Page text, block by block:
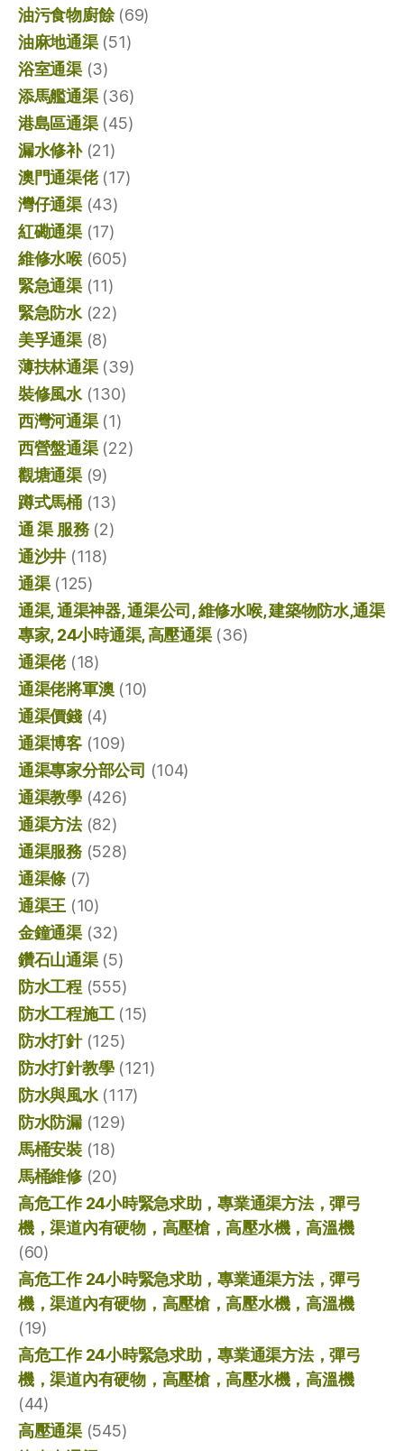
油污食物廚餘(69)
油麻地通渠(51)
浴室通渠(3)
添馬艦通渠(36)
港島區通渠(45)
漏水修补(21)
澳門通渠佬(17)
灣仔通渠(43)
紅磡通渠(17)
維修水喉(605)
緊急通渠(11)
緊急防水(22)
美孚通渠(8)
薄扶林通渠(39)
裝修風水(130)
西灣河通渠(1)
西營盤通渠(22)
觀塘通渠(9)
蹲式馬桶(13)
通 渠 服務(2)
通沙井 (118)
通渠(125)
通渠, 通渠神器, 通渠公司, 維修水喉, 建築物防水,通渠
專家, 24小時通渠, 高壓通渠(36)
通渠佬(18)
通渠佬將軍澳(10)
通渠價錢(4)
通渠博客(109)
通渠專家分部公司 (104)
通渠教學(426)
通渠方法(82)
通渠服務(528)
通渠條 (7)
通渠王 (10)
金鐘通渠(32)
鑽石山通渠(5)
防水工程(555)
防水工程施工(15)
防水打針(125)
防水打針教學(121)
防水與風水(117)
防水防漏(129)
馬桶安裝(18)
馬桶維修(20)
高危工作 24小時緊急求助，專業通渠方法，彈弓
機，渠道內有硬物，高壓槍，高壓水機，高溫機
(60)
高危工作 24小時緊急求助，專業通渠方法，彈弓
機，渠道內有硬物，高壓槍，高壓水機，高溫機
(19)
高危工作 24小時緊急求助，專業通渠方法，彈弓
機，渠道內有硬物，高壓槍，高壓水機，高溫機
(44)
高壓通渠(545)